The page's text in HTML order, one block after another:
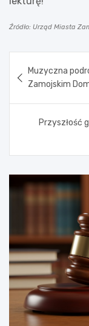
Źródło: Urząd Miasta
wpisu
Muzyczna
Zamojskim
Przyszłość